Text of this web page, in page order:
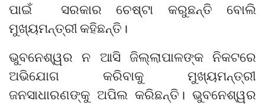
ପାଇଁ ସରକାର ଚେଷ୍ଟା କରୁଛନ୍ତି ବୋଲି
ମୁଖ୍ୟମନ୍ତ୍ରୀ କହିଛନ୍ତି।
ଭୁବନେଶ୍ୱର ନ ଆସି ଜିଲ୍ଲାପାଳଙ୍କ ନିକଟରେ
ଅଭିଯୋଗ କରିବାକୁ ମୁଖ୍ୟମନ୍ତ୍ରୀ
ଜନସାଧାରଣଙ୍କୁ ଅପିଲ କରିଛନ୍ତି। ଭୁବନେଶ୍ୱର